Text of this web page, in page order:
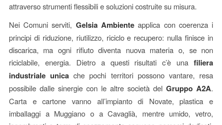
attraverso strumenti flessibili e soluzioni costruite su misura.
Nei Comuni serviti, Gelsia Ambiente applica con coerenza i
principi di riduzione, riutilizzo, riciclo e recupero: nulla finisce in
discarica, ma ogni rifiuto diventa nuova materia o, se non
riciclabile, energia. Dietro a questi risultati c’è unafiliera
industriale unica che pochi territori possono vantare, resa
possibile dalle sinergie con le altre società delGruppo A2A.
Carta e cartone vanno all’impianto di Novate, plastica e
imballaggi a Muggiano o a Cavaglià, mentre umido, vetro,